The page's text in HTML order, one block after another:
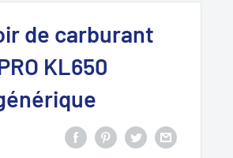
de carburant
KL650